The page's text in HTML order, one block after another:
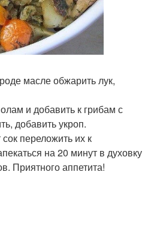
масле обжарить лук,
и добавить к грибам с
добавить укроп.
переложить их к
на 20 минут в духовку
Приятного аппетита!